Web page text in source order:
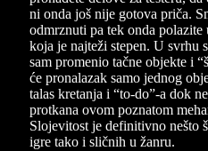
ni onda još nije gotova priča.
odmrznuti pa tek onda polazite
koja je najteži stepen. U svrhu
sam promenio tačne objekte i
će pronalazak samo jednog
talas kretanja i “to-do”-a dok
protkana ovom poznatom
Slojevitost je definitivno nešto
igre tako i sličnih u žanru.